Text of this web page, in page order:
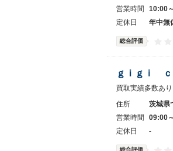
営業時間
10:00
定休日
年中無
総合評価
ｇｉｇｉ ｃ
買取実績多数あ
住所
茨城県
営業時間
09:00
定休日
-
総合評価